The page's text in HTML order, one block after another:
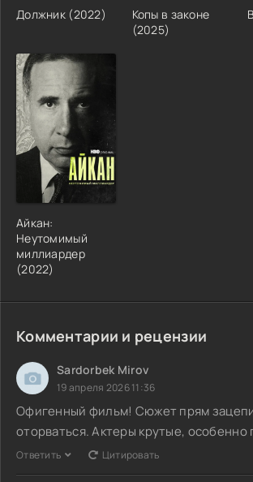
Должник (2022)
Копы в законе
(2025)
Айкан:
Неутомимый
миллиардер
(2022)
Комментарии и рецензии
Sardorbek Mirov
19 апреля 2026 11:36
Офигенный фильм! Сюжет прям
оторваться. Актеры крутые, особенно
Ответить Цитировать